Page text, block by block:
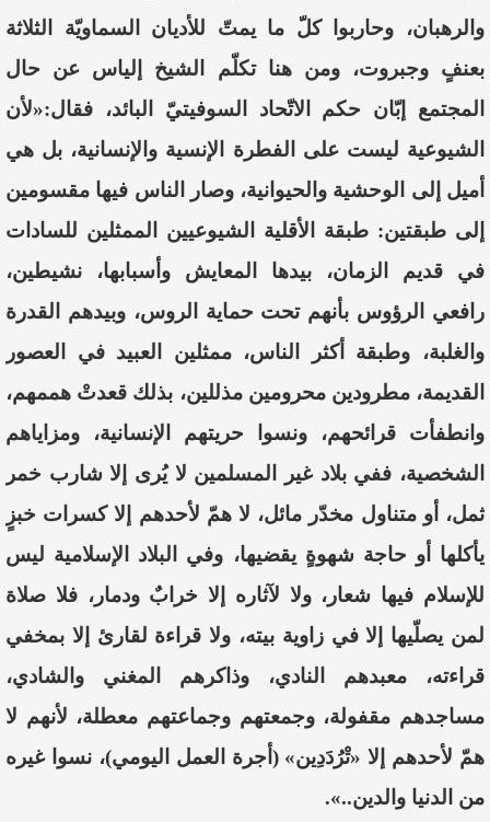
والرهبان، وحاربوا كلّ ما يمتّ للأديان السماويّة الثلاثة
بعنفٍ وجبروت، ومن هنا تكلّم الشيخ إلياس عن حال
المجتمع إبّان حكم الاتّحاد السوفيتيّ البائد، فقال:«لأن
الشيوعية ليست على الفطرة الإنسية والإنسانية، بل هي
أميل إلى الوحشية والحيوانية، وصار الناس فيها مقسومين
إلى طبقتين: طبقة الأقلية الشيوعيين الممثلين للسادات
في قديم الزمان، بيدها المعايش وأسبابها، نشيطين،
رافعي الرؤوس بأنهم تحت حماية الروس، وبيدهم القدرة
والغلبة، وطبقة أكثر الناس، ممثلين العبيد في العصور
القديمة، مطرودين محرومين مذللين، بذلك قعدتْ هممهم،
وانطفأت قرائحهم، ونسوا حريتهم الإنسانية، ومزاياهم
الشخصية، ففي بلاد غير المسلمين لا يُرى إلا شارب خمر
ثمل، أو متناول مخدّر مائل، لا همّ لأحدهم إلا كسرات خبزٍ
يأكلها أو حاجة شهوةٍ يقضيها، وفي البلاد الإسلامية ليس
للإسلام فيها شعار، ولا لآثاره إلا خرابٌ ودمار، فلا صلاة
لمن يصلّيها إلا في زاوية بيته، ولا قراءة لقارئ إلا بمخفي
قراءته، معبدهم النادي، وذاكرهم المغني والشادي،
مساجدهم مقفولة، وجمعتهم وجماعتهم معطلة، لأنهم لا
همّ لأحدهم إلا «تْرُدَدِين» (أجرة العمل اليومي)، نسوا غيره
من الدنيا والدين..».